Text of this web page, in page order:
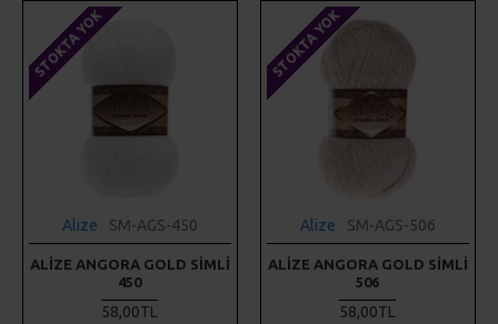
STOKTA YOK
Alize SM-AGS-450
ALIZE ANGORA GOLD SIMLI
450
58,00TL
STOKTA YOK
Alize SM-AGS-506
ALIZE ANGORA GOLD SIMLI
506
58,00TL